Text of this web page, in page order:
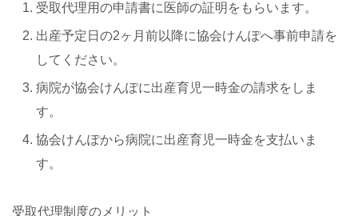
受取代理用の申請書に医師の証明をもらいます。
出産予定日の2ヶ月前以降に協会けんぽへ事前申請を
してください。
病院が協会けんぽに出産育児一時金の請求をしま
す。
協会けんぽから病院に出産育児一時金を支払いま
す。
受取代理制度のメリット